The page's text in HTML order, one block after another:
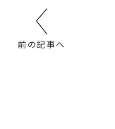
前の記事へ